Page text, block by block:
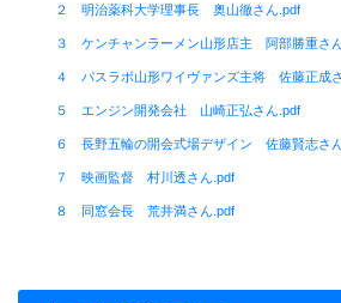
２ 明治薬科大学理事長 奥山徹さん.pdf
３ ケンチャンラーメン山形店主 阿部勝重さ
４ パスラボ山形ワイヴァンズ主将 佐藤正成
５ エンジン開発会社 山崎正弘さん.pdf
６ 長野五輪の開会式場デザイン 佐藤賢志さ
７ 映画監督 村川透さん.pdf
８ 同窓会長 荒井満さん.pdf